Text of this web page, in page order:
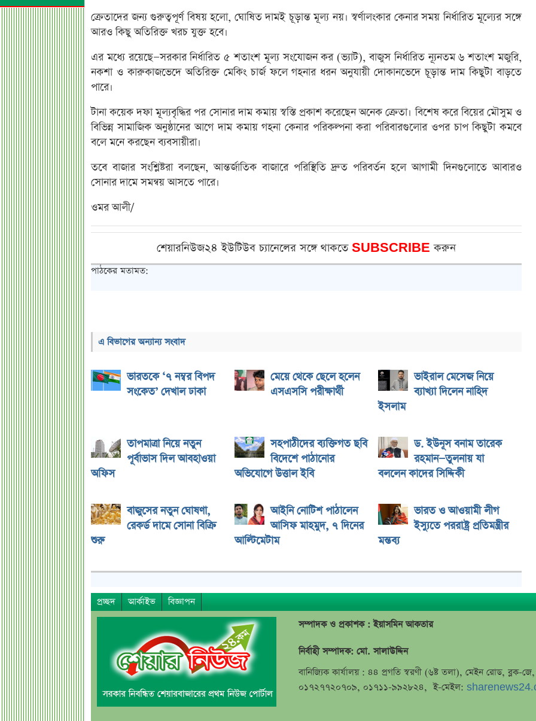
ক্রেতাদের জন্য গুরুত্বপূর্ণ বিষয় হলো, ঘোষিত দামই চূড়ান্ত মূল্য নয়। স্বর্ণালংকার কেনার সময় নির্ধারিত মূল্যের সঙ্গে
আরও কিছু অতিরিক্ত খরচ যুক্ত হবে।
এর মধ্যে রয়েছে—সরকার নির্ধারিত ৫ শতাংশ মূল্য সংযোজন কর (ভ্যাট), বাজুস নির্ধারিত ন্যূনতম ৬ শতাংশ মজুরি,
নকশা ও কারুকাজভেদে অতিরিক্ত মেকিং চার্জ ফলে গহনার ধরন অনুযায়ী দোকানভেদে চূড়ান্ত দাম কিছুটা বাড়তে
পারে।
টানা কয়েক দফা মূল্যবৃদ্ধির পর সোনার দাম কমায় স্বস্তি প্রকাশ করেছেন অনেক ক্রেতা। বিশেষ করে বিয়ের মৌসুম ও
বিভিন্ন সামাজিক অনুষ্ঠানের আগে দাম কমায় গহনা কেনার পরিকল্পনা করা পরিবারগুলোর ওপর চাপ কিছুটা কমবে
বলে মনে করছেন ব্যবসায়ীরা।
তবে বাজার সংশ্লিষ্টরা বলছেন, আন্তর্জাতিক বাজারে পরিস্থিতি দ্রুত পরিবর্তন হলে আগামী দিনগুলোতে আবারও
সোনার দামে সমন্বয় আসতে পারে।
ওমর আলী/
শেয়ারনিউজ২৪ ইউটিউব চ্যানেলের সঙ্গে থাকতে SUBSCRIBEকরুন
পাঠকের মতামত:
এ বিভাগের অন্যান্য সংবাদ
ভারতকে ‘৭ নম্বর বিপদ
সংকেত’ দেখাল ঢাকা
মেয়ে থেকে ছেলে হলেন
এসএসসি পরীক্ষার্থী
ভাইরাল মেসেজ নিয়ে
ব্যাখ্যা দিলেন নাহিদ
ইসলাম
তাপমাত্রা নিয়ে নতুন
পূর্বাভাস দিল আবহাওয়া
অফিস
সহপাঠীদের ব্যক্তিগত ছবি
বিদেশে পাঠানোর
অভিযোগে উত্তাল ইবি
ড. ইউনূস বনাম তারেক
রহমান—তুলনায় যা
বললেন কাদের সিদ্দিকী
বাজুসের নতুন ঘোষণা,
রেকর্ড দামে সোনা বিক্রি
শুরু
আইনি নোটিশ পাঠালেন
আসিফ মাহমুদ, ৭ দিনের
আল্টিমেটাম
ভারত ও আওয়ামী লীগ
ইস্যুতে পররাষ্ট্র প্রতিমন্ত্রীর
মন্তব্য
প্রচ্ছদ আর্কাইভ
বিজ্ঞাপন
সম্পাদক ও প্রকাশক : ইয়াসমিন আকতার
নির্বাহী সম্পাদক: মো. সালাউদ্দিন
বানিজ্যিক কার্যালয় : ৪৪ প্রগতি স্বরণী (৬ষ্ট তলা), মেইন রোড, ব্লক-
০১৭২৭৭২০৭০৯, ০১৭১১-৯৯২৮২৪, ই-মেইল: